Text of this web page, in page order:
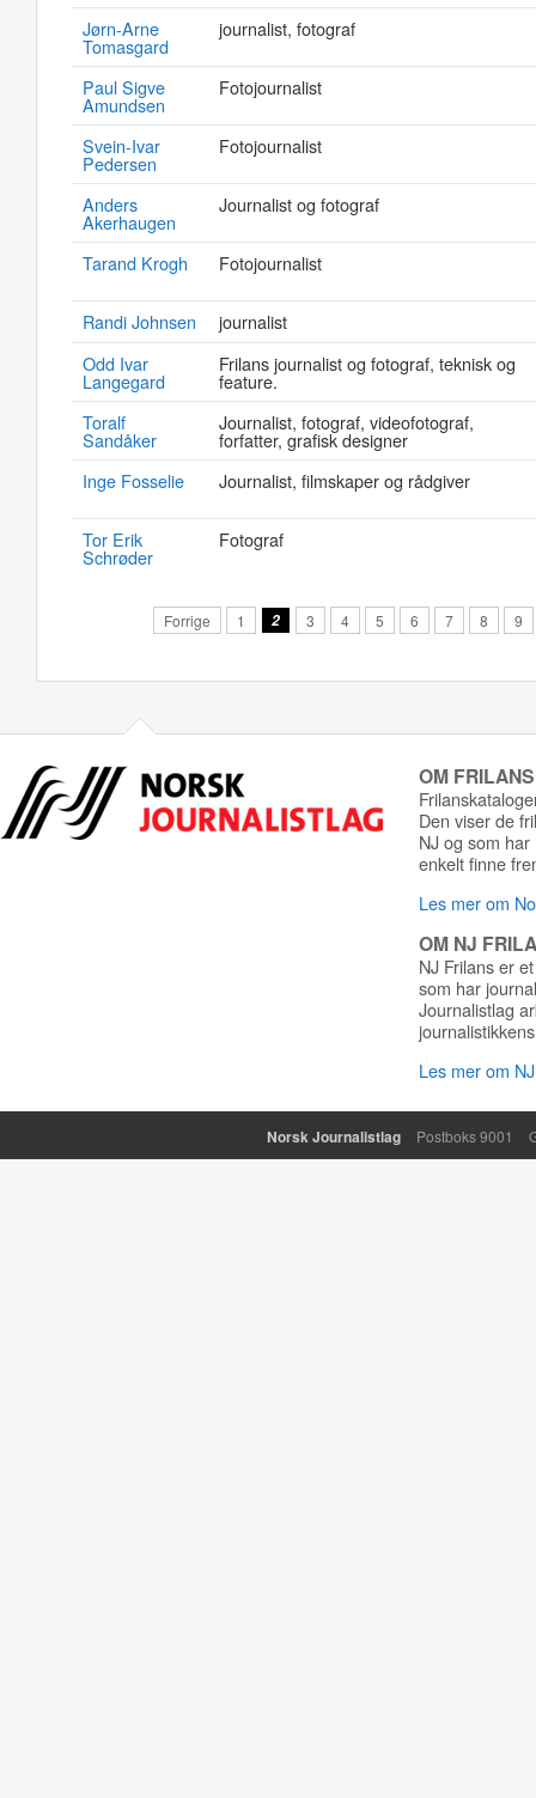
Jørn-Arne
Tomasgard
journalist, fotograf
Paul Sigve
Amundsen
Fotojournalist
Svein-Ivar
Pedersen
Fotojournalist
Anders
Akerhaugen
Journalist og fotograf
Tarand Krogh Fotojournalist
Randi Johnsen
journalist
Odd Ivar
Langegard
Frilans journalist og fotograf, teknisk og
feature.
Toralf
Sandåker
Journalist, fotograf, videofotograf,
forfatter, grafisk designer
Inge Fosselie
Journalist, filmskaper og rådgiver
Tor Erik
Schrøder
Fotograf
Forrige 1 2 3 4 5 6 7 8 9
OM
Den viser de
NJ og som
enkelt finne
Les mer om
OM NJ
NJ Frilans er
som har
Journalistlag
Les mer om
Norsk Journalistlag Postboks 9001